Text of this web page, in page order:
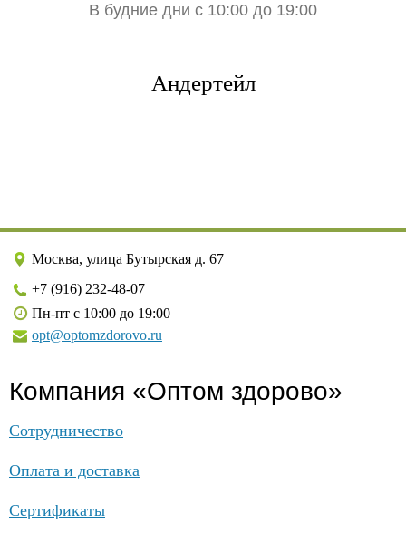
В будние дни с 10:00 до 19:00
Андертейл
Москва, улица Бутырская д. 67
+7 (916) 232-48-07
Пн-пт с 10:00 до 19:00
opt@optomzdorovo.ru
Компания «Оптом здорово»
Сотрудничество
Оплата и доставка
Сертификаты